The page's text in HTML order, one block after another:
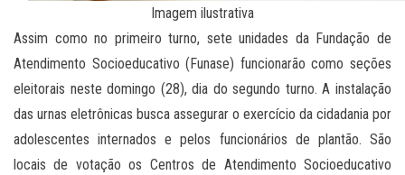
Imagem ilustrativa
Assim como no primeiro turno, sete unidades da Fundação de
Atendimento Socioeducativo (Funase) funcionarão como seções
eleitorais neste domingo (28), dia do segundo turno. A instalação
das urnas eletrônicas busca assegurar o exercício da cidadania por
adolescentes internados e pelos funcionários de plantão. São
locais de votação os Centros de Atendimento Socioeducativo